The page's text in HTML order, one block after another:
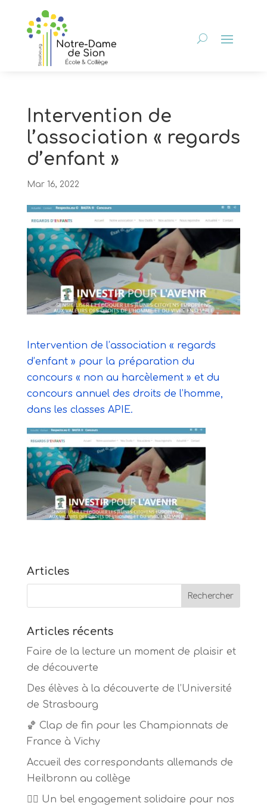
Intervention de
l’association « regards
d’enfant »
Mar 16, 2022
Intervention de l’association « regards
d’enfant » pour la préparation du
concours « non au harcèlement » et du
concours annuel des droits de l’homme,
dans les classes APIE.
Articles
Articles récents
Faire de la lecture un moment de plaisir et
de découverte
Des élèves à la découverte de l’Université
de Strasbourg
🏀 Clap de fin pour les Championnats de
France à Vichy
Accueil des correspondants allemands de
Heilbronn au collège
🏃‍♂️ Un bel engagement solidaire pour nos